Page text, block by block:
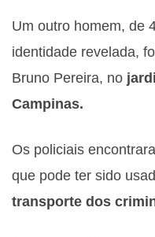
Um outro homem, de
identidade revelada,
Bruno Pereira, no
Campinas.
Os policiais
que pode ter sido
transporte dos